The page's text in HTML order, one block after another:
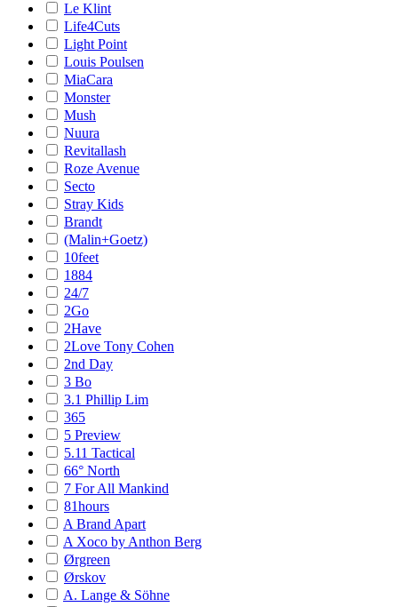
Le Klint
Life4Cuts
Light Point
Louis Poulsen
MiaCara
Monster
Mush
Nuura
Revitallash
Roze Avenue
Secto
Stray Kids
Brandt
(Malin+Goetz)
10feet
1884
24/7
2Go
2Have
2Love Tony Cohen
2nd Day
3 Bo
3.1 Phillip Lim
365
5 Preview
5.11 Tactical
66° North
7 For All Mankind
81hours
A Brand Apart
A Xoco by Anthon Berg
Ørgreen
Ørskov
A. Lange & Söhne